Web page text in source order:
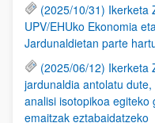
(2025/10/31) Ikerketa
UPV/EHUko Ekonomia
Jardunaldietan parte
(2025/06/12) Ikerketa
jardunaldia antolatu
analisi isotopikoa
emaitzak eztabaidatzeko